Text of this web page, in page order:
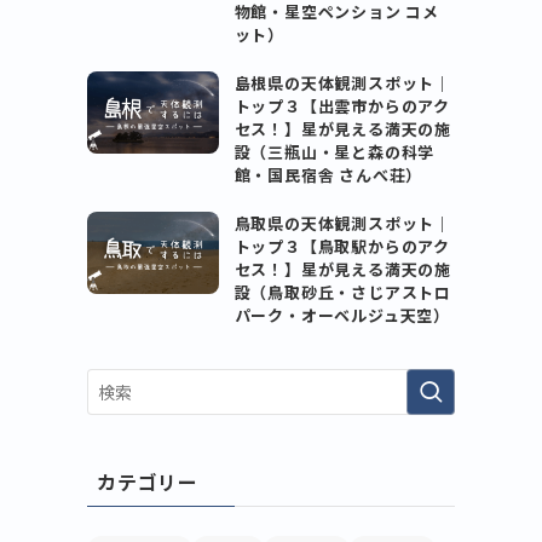
物館・星空ペンション コメ
ット）
島根県の天体観測スポット｜
トップ３【出雲市からのアク
セス！】星が見える満天の施
設（三瓶山・星と森の科学
館・国民宿舎 さんべ荘）
鳥取県の天体観測スポット｜
トップ３【鳥取駅からのアク
セス！】星が見える満天の施
設（鳥取砂丘・さじアストロ
パーク・オーベルジュ天空）
カテゴリー